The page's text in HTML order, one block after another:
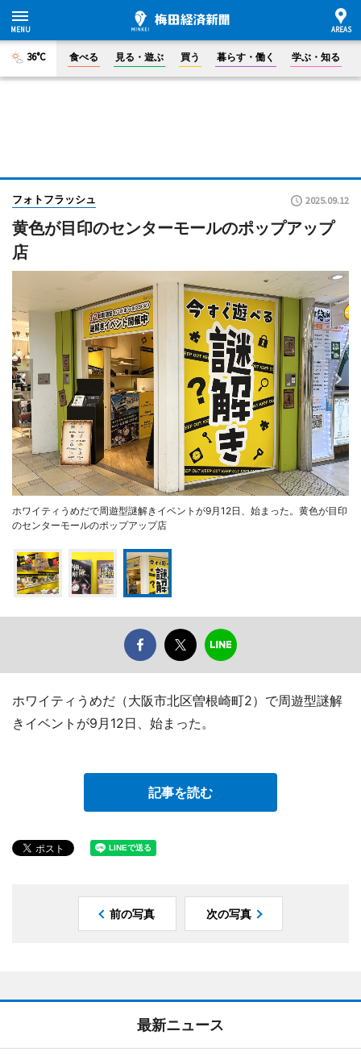
36°C 食べる 見る・遊ぶ 買う 暮らす・働く 学ぶ・知る
フォトフラッシュ 2025.09.12
黄色が目印のセンターモールのポップアップ
店
ホワイティうめだで周遊型謎解きイベントが9月12日、始まった。黄色が目印
のセンターモールのポップアップ店
ホワイティうめだ（大阪市北区曽根崎町2）で周遊型謎解
きイベントが9月12日、始まった。
記事を読む
前の写真 次の写真
最新ニュース